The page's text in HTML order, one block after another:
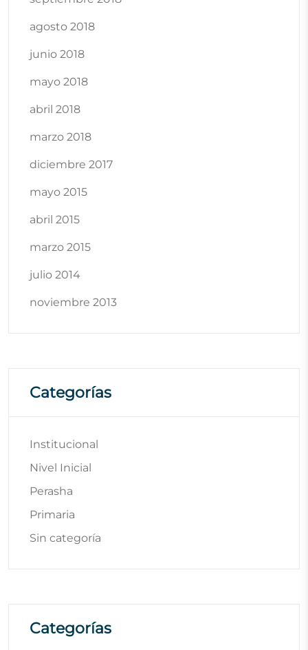
agosto 2018
junio 2018
mayo 2018
abril 2018
marzo 2018
diciembre 2017
mayo 2015
abril 2015
marzo 2015
julio 2014
noviembre 2013
Categorías
Institucional
Nivel Inicial
Perasha
Primaria
Sin categoría
Categorías